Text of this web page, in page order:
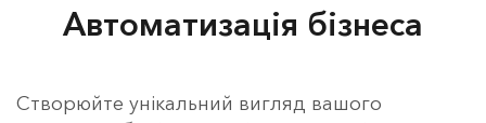
Автоматизація бізнеса
Створюйте унікальний вигляд вашого